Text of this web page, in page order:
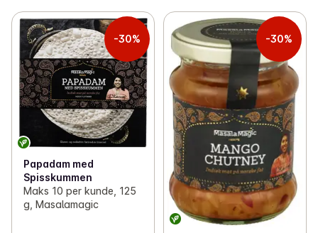
-30%
Papadam med
Spisskummen
Maks 10 per kunde, 125
g, Masalamagic
-30%